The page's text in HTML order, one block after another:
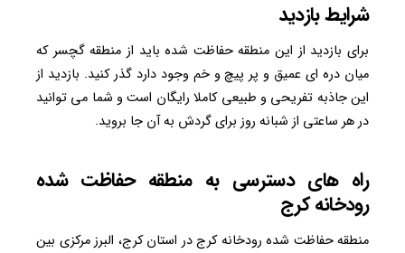
شرایط بازدید
برای بازدید از این منطقه حفاظت شده باید از منطقه گچسر که
میان دره ای عمیق و پر پیچ و خم وجود دارد گذر کنید. بازدید از
این جاذبه تفریحی و طبیعی کاملا رایگان است و شما می توانید
در هر ساعتی از شبانه روز برای گردش به آن جا بروید.
راه های دسترسی به منطقه حفاظت شده
رودخانه کرج
منطقه حفاظت شده رودخانه کرج در استان کرج، البرز مرکزی بین